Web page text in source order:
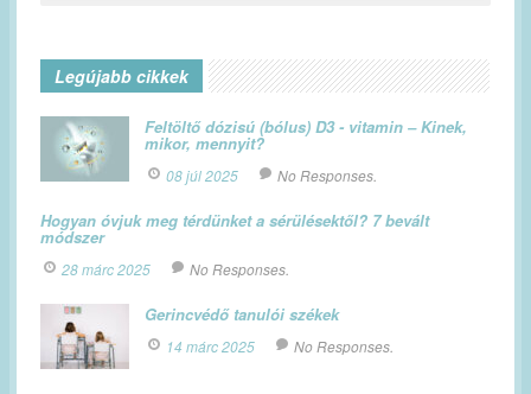
Legújabb cikkek
Feltöltő dózisú (bólus) D3 - vitamin – Kinek,
mikor, mennyit?
08 júl 2025 No Responses.
Hogyan óvjuk meg térdünket a sérülésektől? 7 bevált
módszer
28 márc 2025 No Responses.
Gerincvédő tanulói székek
14 márc 2025 No Responses.